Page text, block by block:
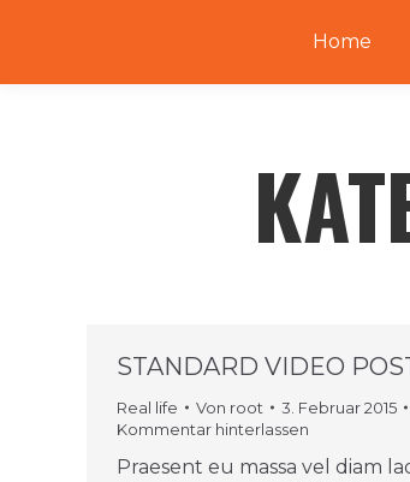
Home
STANDARD VIDEO
Real life Von root
3. Februar 2015
Kommentar hinterlassen
Praesent eu massa vel diam